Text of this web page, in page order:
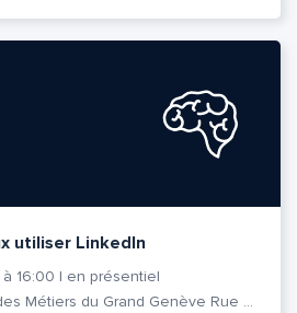
utiliser LinkedIn
à 16:00 | en présentiel
Cité des Métiers du Grand Genève Rue Prévost-Martin 6 1205 Genève